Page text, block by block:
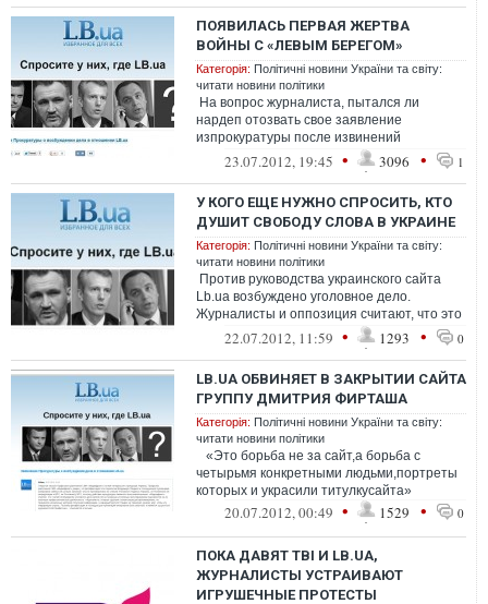
ПОЯВИЛАСЬ ПЕРВАЯ ЖЕРТВА
ВОЙНЫ С «ЛЕВЫМ БЕРЕГОМ»
Категорія: Політичні новини України та світу:
читати новини політики
На вопрос журналиста, пытался ли
нардеп отозвать свое заявление
изпрокуратуры после извинений
Кошкиной, тот уточнил: «А это не
имеетзначения, пы...
23.07.2012, 19:45 • 3096 • 1
У КОГО ЕЩЕ НУЖНО СПРОСИТЬ, КТО
ДУШИТ СВОБОДУ СЛОВА В УКРАИНЕ
Категорія: Політичні новини України та світу:
читати новини політики
Против руководства украинского сайта
Lb.ua возбуждено уголовное дело.
Журналисты и оппозиция считают, что это
лишь предлог, чтобы закрыть неугод...
22.07.2012, 11:59 • 1293 • 0
LB.UA ОБВИНЯЕТ В ЗАКРЫТИИ САЙТА
ГРУППУ ДМИТРИЯ ФИРТАША
Категорія: Політичні новини України та світу:
читати новини політики
«Это борьба не за сайт,а борьба с
четырьмя конкретными людьми,портреты
которых и украсили титулкусайта»
20.07.2012, 00:49 • 1529 • 0
ПОКА ДАВЯТ ТВI И LB.UA,
ЖУРНАЛИСТЫ УСТРАИВАЮТ
ИГРУШЕЧНЫЕ ПРОТЕСТЫ